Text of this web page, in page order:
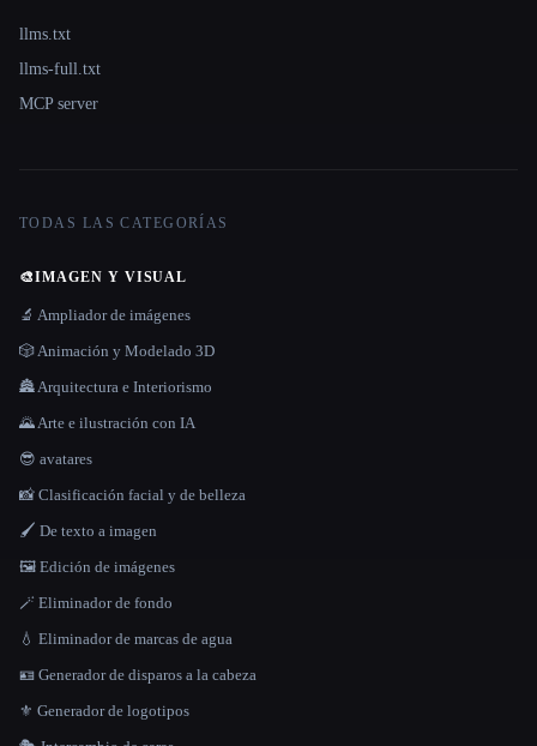
llms.txt
llms-full.txt
MCP server
TODAS LAS CATEGORÍAS
🎨IMAGEN Y VISUAL
🔬 Ampliador de imágenes
🎲 Animación y Modelado 3D
🏯 Arquitectura e Interiorismo
🌄 Arte e ilustración con IA
😎 avatares
📸 Clasificación facial y de belleza
🖌️ De texto a imagen
🖼️ Edición de imágenes
🪄 Eliminador de fondo
💧 Eliminador de marcas de agua
🪪 Generador de disparos a la cabeza
⚜️ Generador de logotipos